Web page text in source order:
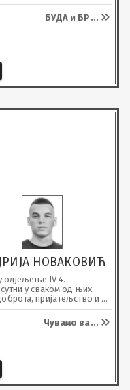
а нама остаје бол која
БУДА и БР ...
НОВАКОВИЋ
од‌јељење IV 4.
у сваком од њих.
пријатељство и
заборављени.
Чувамо ва...